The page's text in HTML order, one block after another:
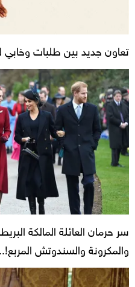
تعاون جديد بين طلبات وخابي
سر حرمان العائلة المالكة
والمكرونة والسندوتش